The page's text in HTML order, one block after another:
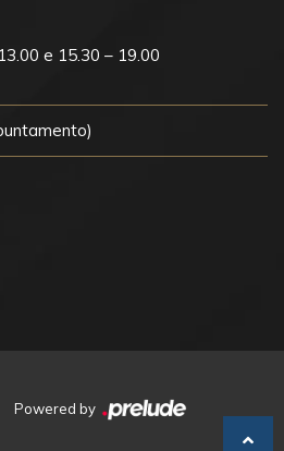
e 15.30 – 19.00
Powered by